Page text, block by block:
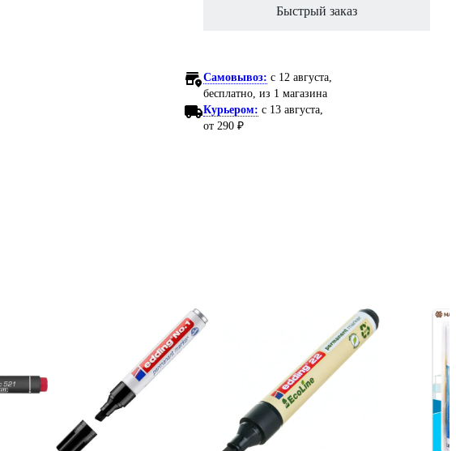
Быстрый заказ
Самовывоз: c 12 августа,
бесплатно , из 1 магазина
Курьером: c 13 августа,
от 290 ₽